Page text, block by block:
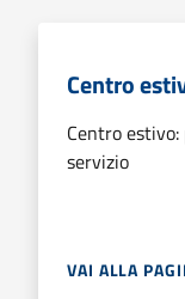
Centro
Centro
servizio
VAI ALLA